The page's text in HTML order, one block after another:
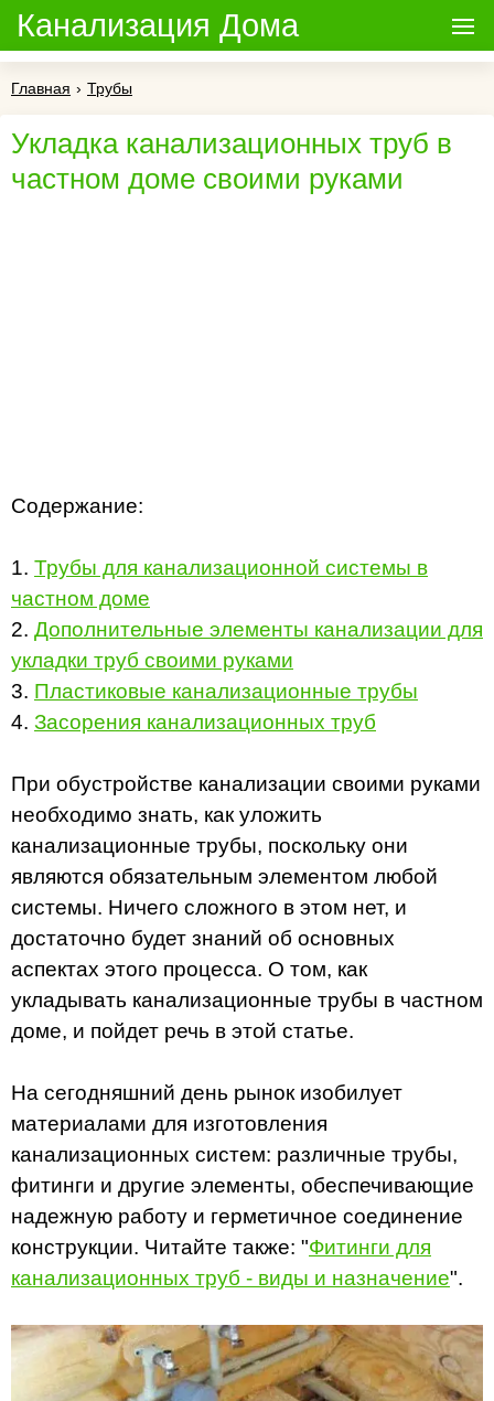
Канализация Дома
Главная › Трубы
Укладка канализационных труб в
частном доме своими руками
Содержание:
1. Трубы для канализационной системы в
частном доме
2. Дополнительные элементы канализации для
укладки труб своими руками
3. Пластиковые канализационные трубы
4. Засорения канализационных труб
При обустройстве канализации своими руками
необходимо знать, как уложить
канализационные трубы, поскольку они
являются обязательным элементом любой
системы. Ничего сложного в этом нет, и
достаточно будет знаний об основных
аспектах этого процесса. О том, как
укладывать канализационные трубы в частном
доме, и пойдет речь в этой статье.
На сегодняшний день рынок изобилует
материалами для изготовления
канализационных систем: различные трубы,
фитинги и другие элементы, обеспечивающие
надежную работу и герметичное соединение
конструкции. Читайте также: "Фитинги для
канализационных труб - виды и назначение".